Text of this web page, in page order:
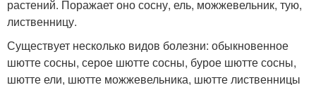
растений. Поражает оно сосну, ель, можжевельник, тую,
лиственницу.
Существует несколько видов болезни: обыкновенное
шютте сосны, серое шютте сосны, бурое шютте сосны,
шютте ели, шютте можжевельника, шютте лиственницы